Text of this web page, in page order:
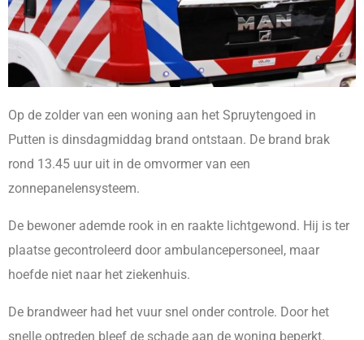
Op de zolder van een woning aan het Spruytengoed in
Putten is dinsdagmiddag brand ontstaan. De brand brak
rond 13.45 uur uit in de omvormer van een
zonnepanelensysteem.
De bewoner ademde rook in en raakte lichtgewond. Hij is ter
plaatse gecontroleerd door ambulancepersoneel, maar
hoefde niet naar het ziekenhuis.
De brandweer had het vuur snel onder controle. Door het
snelle optreden bleef de schade aan de woning beperkt.